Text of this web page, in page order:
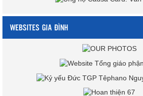
WEBSITES GIA ĐÌNH